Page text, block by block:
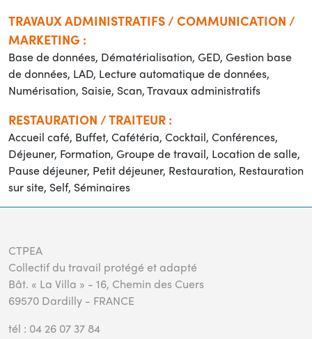
TRAVAUX ADMINISTRATIFS / COMMUNICATION /
MARKETING :
Base de données, Dématérialisation, GED, Gestion base
de données, LAD, Lecture automatique de données,
Numérisation, Saisie, Scan, Travaux administratifs
RESTAURATION / TRAITEUR :
Accueil café, Buffet, Cafétéria, Cocktail, Conférences,
Déjeuner, Formation, Groupe de travail, Location de salle,
Pause déjeuner, Petit déjeuner, Restauration, Restauration
sur site, Self, Séminaires
CTPEA
Collectif du travail protégé et adapté
Bât. « La Villa » - 16, Chemin des Cuers
69570 Dardilly - FRANCE
tél : 04 26 07 37 84